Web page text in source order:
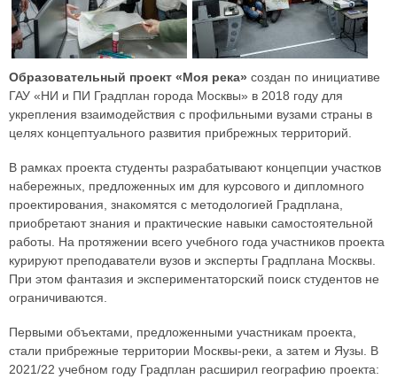
Образовательный проект «Моя река» создан по инициативе
ГАУ «НИ и ПИ Градплан города Москвы» в 2018 году для
укрепления взаимодействия с профильными вузами страны в
целях концептуального развития прибрежных территорий.
В рамках проекта студенты разрабатывают концепции участков
набережных, предложенных им для курсового и дипломного
проектирования, знакомятся с методологией Градплана,
приобретают знания и практические навыки самостоятельной
работы. На протяжении всего учебного года участников проекта
курируют преподаватели вузов и эксперты Градплана Москвы.
При этом фантазия и экспериментаторский поиск студентов не
ограничиваются.
Первыми объектами, предложенными участникам проекта,
стали прибрежные территории Москвы-реки, а затем и Яузы. В
2021/22 учебном году Градплан расширил географию проекта: